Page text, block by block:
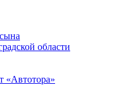
области
«Автотора»